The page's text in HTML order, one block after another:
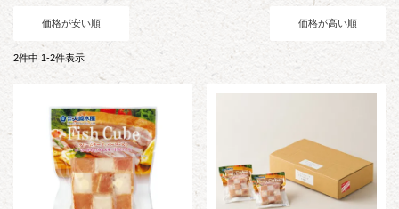
価格が安い順 価格が高い順
2件中 1 -2件表示